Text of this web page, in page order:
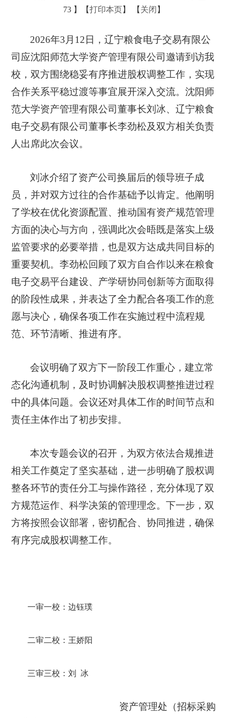
73 】【打印本页】 【 关闭 】
2026年3月12日，辽宁粮食电子交易有限公
司应沈阳师范大学资产管理有限公司邀请到访我
校，双方围绕稳妥有序推进股权调整工作，实现
合作关系平稳过渡等事宜展开深入交流。沈阳师
范大学资产管理有限公司董事长刘冰、辽宁粮食
电子交易有限公司董事长李劲松及双方相关负责
人出席此次会议。
刘冰介绍了资产公司换届后的领导班子成
员，并对双方过往的合作基础予以肯定。他阐明
了学校在优化资源配置、推动国有资产规范管理
方面的决心与方向，强调此次会晤既是落实上级
监管要求的必要举措，也是双方达成共同目标的
重要契机。李劲松回顾了双方自合作以来在粮食
电子交易平台建设、产学研协同创新等方面取得
的阶段性成果，并表达了全力配合各项工作的意
愿与决心，确保各项工作在实施过程中流程规
范、环节清晰、推进有序。
会议明确了双方下一阶段工作重心，建立常
态化沟通机制，及时协调解决股权调整推进过程
中的具体问题。会议还对具体工作的时间节点和
责任主体作出了初步安排。
本次专题会议的召开，为双方依法合规推进
相关工作奠定了坚实基础，进一步明确了股权调
整各环节的责任分工与操作路径，充分体现了双
方规范运作、科学决策的管理理念。下一步，双
方将按照会议部署，密切配合、协同推进，确保
有序完成股权调整工作。
一审一校： 边钰璞
二审二校： 王娇阳
三审三校： 刘 冰
资产管理处（招标采购